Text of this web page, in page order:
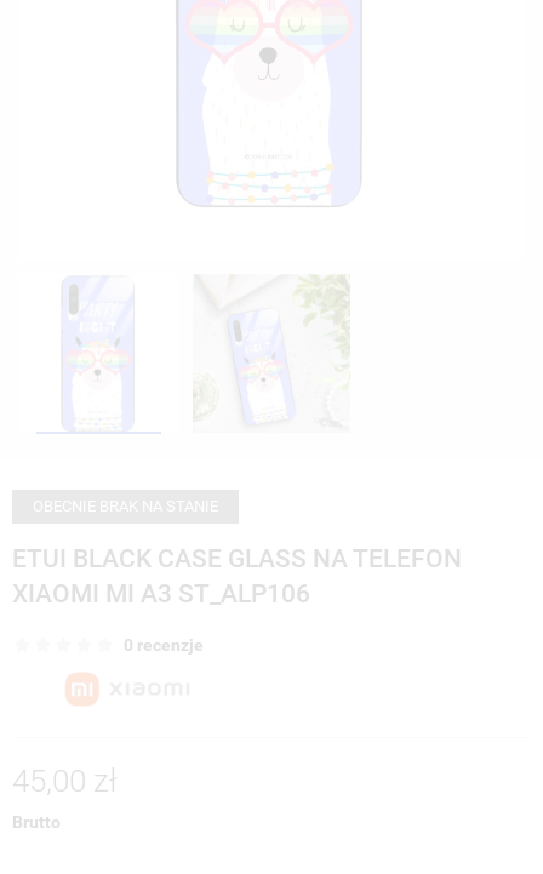
ETUI BLACK CASE GLASS NA TELEFON
XIAOMI MI A3 ST_ALP106
0 recenzje
45,00 zł
Brutto